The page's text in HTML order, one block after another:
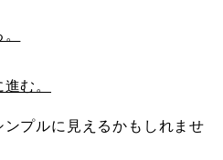
む。
プルに見えるかもしれませ